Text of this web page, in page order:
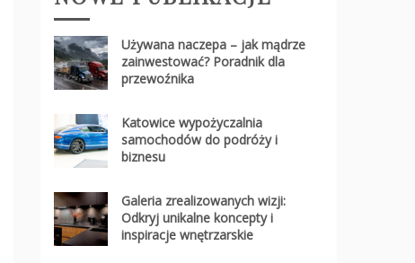
Używana naczepa – jak mądrze
zainwestować? Poradnik dla
przewoźnika
Katowice wypożyczalnia
samochodów do podróży i
biznesu
Galeria zrealizowanych wizji:
Odkryj unikalne koncepty i
inspiracje wnętrzarskie